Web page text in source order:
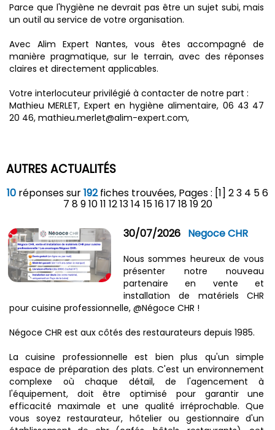
Parce que l'hygiène ne devrait pas être un sujet subi, mais
un outil au service de votre organisation.
Avec Alim Expert Nantes, vous êtes accompagné de
manière pragmatique, sur le terrain, avec des réponses
claires et directement applicables.
Votre interlocuteur privilégié à contacter de notre part :
Mathieu MERLET, Expert en hygiène alimentaire, 06 43 47
20 46, mathieu.merlet@alim-expert.com,
AUTRES ACTUALITÉS
10 réponses sur192fiches trouvées, Pages : [1] 23 4 56
7 891011 121314 151617 181920
30/07/2026 Negoce CHR
Nous sommes heureux de vous
présenter notre nouveau
partenaire en vente et
installation de matériels CHR
pour cuisine professionnelle, @‌Négoce CHR !
Négoce CHR est aux côtés des restaurateurs depuis 1985.
La cuisine professionnelle est bien plus qu'un simple
espace de préparation des plats. C'est un environnement
complexe où chaque détail, de l'agencement à
l'équipement, doit être optimisé pour garantir une
efficacité maximale et une qualité irréprochable. Que
vous soyez restaurateur, hôtelier ou gestionnaire d'un